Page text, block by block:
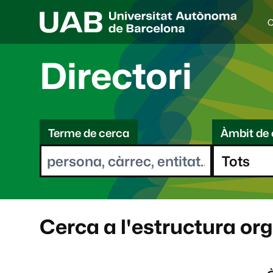
I
d
i
a
e
l
e
o
t
Directori
C
eTerme de cerca Àmbit de
Cerca a l'estructura